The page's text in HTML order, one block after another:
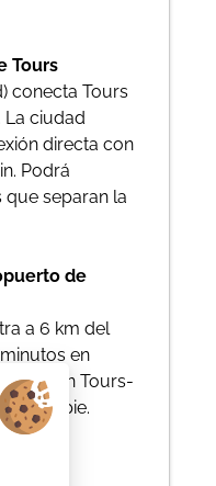
Tours
conecta Tours
La ciudad
directa con
Podrá
separan la
de
a 6 km del
en
pare en Tours-
a pie.